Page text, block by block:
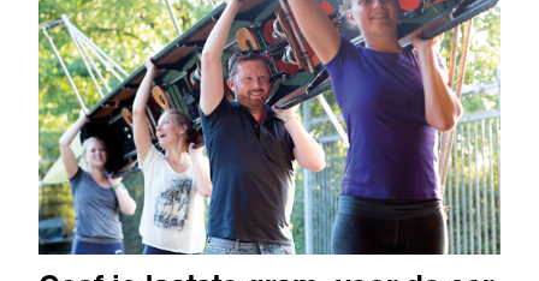
startte ze samen met Nikki Wiesman de
Buurtboer. “Juist als je fullt…